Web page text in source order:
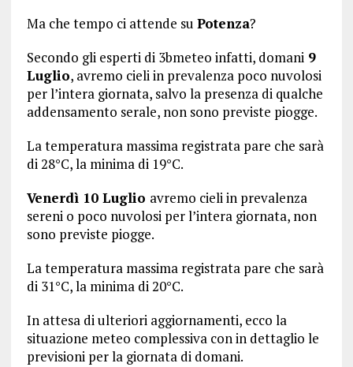
Ma che tempo ci attende su Potenza?
Secondo gli esperti di 3bmeteo infatti, domani9
Luglio, avremo cieli in prevalenza poco nuvolosi
per l’intera giornata, salvo la presenza di qualche
addensamento serale, non sono previste piogge.
La temperatura massima registrata pare che sarà
di 28°C, la minima di 19°C.
Venerdì 10 Luglio avremo cieli in prevalenza
sereni o poco nuvolosi per l’intera giornata, non
sono previste piogge.
La temperatura massima registrata pare che sarà
di 31°C, la minima di 20°C.
In attesa di ulteriori aggiornamenti, ecco la
situazione meteo complessiva con in dettaglio le
previsioni per la giornata di domani.